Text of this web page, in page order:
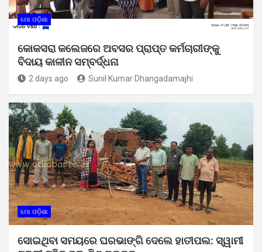
ମୋ ଓଡ଼ିଶା
କୋକସରା କଲେଜରେ ଅବସର ପ୍ରାପ୍ତ କର୍ମଚାରୀଙ୍କୁ
ବିଦାୟ କାଳୀନ ସମ୍ବର୍ଦ୍ଧନା
2 days ago Sunil Kumar Dhangadamajhi
ମୋ ଓଡ଼ିଶା
ସୋଇଥିବା ସମୟରେ ଘରଭାଙ୍ଗି ଦେଲେ ହାତୀପଲ: ସ୍ୱାମୀ